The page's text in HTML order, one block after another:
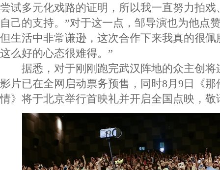
尝试多元化戏路的证明，所以我一直努力拍
自己的支持。”对于这一点，邹导演也为他点
但生活中非常谦逊，这次合作下来我真的很
这么好的心态很难得。”
据悉，对于刚刚跑完武汉阵地的众主创将
影片已在全网启动票务预售，同时8月9日《
情》将于北京举行首映礼并开启全国点映，敬